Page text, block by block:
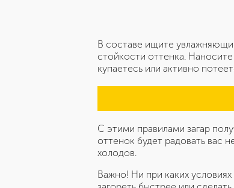
В составе ищите
стойкости оттенка.
купаетесь или активно
С этими правилами загар
оттенок будет радовать вас
холодов.
Важно! Ни при каких